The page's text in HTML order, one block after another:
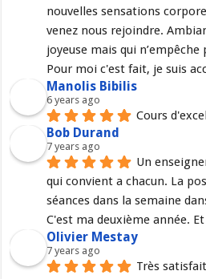
nouvelles sensations
venez nous rejoindre.
joyeuse mais qui
Pour moi c'est fait, je suis
Manolis Bibilis
6 years ago
Cours
Bob Durand
7 years ago
Un
qui convient a chacun. La
séances dans la semaine
C'est ma deuxième année.
Olivier Mestay
7 years ago
Très